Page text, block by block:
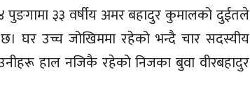
पुङगामा ३३ वर्षीय अमर बहादुर कुमालको दुईतले
छ। घर उच्च जोखिममा रहेको भन्दै चार सदस्यीय
हाल नजिकै रहेको निजका बुवा वीरबहादुर